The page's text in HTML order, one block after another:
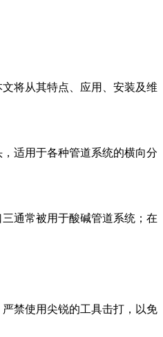
将从其特点、应用、安装及维
适用于各种管道系统的横向分
通常被用于酸碱管道系统；在
禁使用尖锐的工具击打，以免